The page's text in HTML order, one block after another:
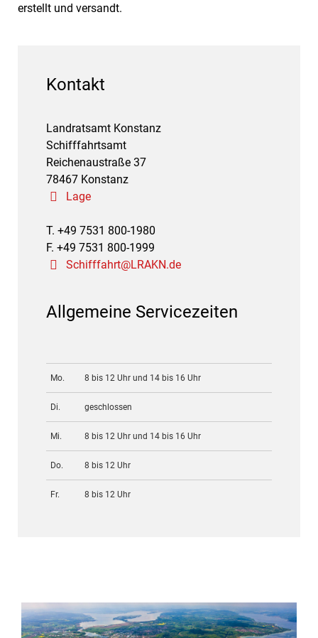
erstellt und versandt.
Kontakt
Landratsamt Konstanz
Schifffahrtsamt
Reichenaustraße 37
78467 Konstanz
Lage
T. +49 7531 800-1980
F. +49 7531 800-1999
Schifffahrt@LRAKN.de
Allgemeine Servicezeiten
Mo. 8 bis 12 Uhr und 14 bis 16 Uhr
Di. geschlossen
Mi. 8 bis 12 Uhr und 14 bis 16 Uhr
Do. 8 bis 12 Uhr
Fr. 8 bis 12 Uhr